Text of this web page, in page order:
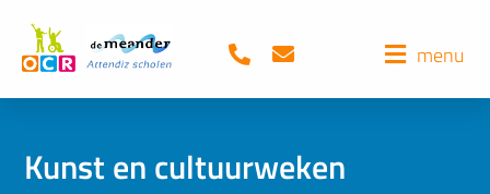
menu
Kunst en cultuurweken